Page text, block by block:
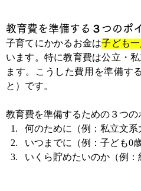
教育費を準備する３つのポ
子育てにかかるお金は子ども
います。特に教育費は公立・
ます。こうした費用を準備す
と）です。
教育費を準備するための３つの
何のために（例：私立文系
いつまでに（例：子ども0
いくら貯めたいのか（例：